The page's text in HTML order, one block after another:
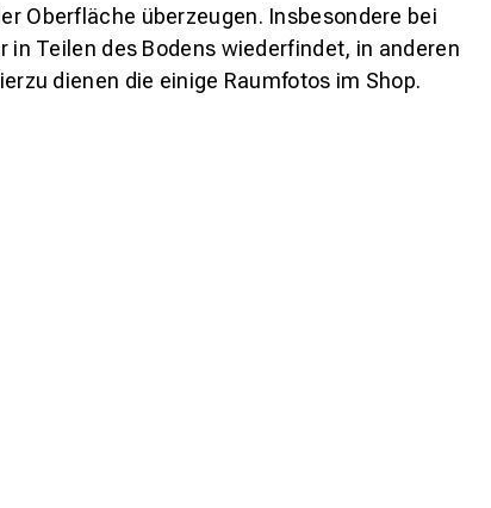
Oberfläche überzeugen. Insbesondere bei
Teilen des Bodens wiederfindet, in anderen
dienen die einige Raumfotos im Shop.